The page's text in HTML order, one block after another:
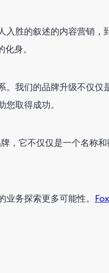
胜的叙述的内容营销
身。
我们的品牌升级不仅
取得成功。
，它不仅仅是一个名称
务探索更多可能性。